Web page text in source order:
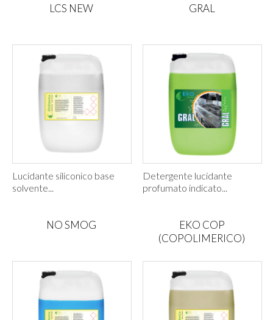
LCS NEW
Lucidante siliconico base
solvente...
GRAL
Detergente lucidante
profumato indicato...
NO SMOG
EKO COP
(COPOLIMERICO)